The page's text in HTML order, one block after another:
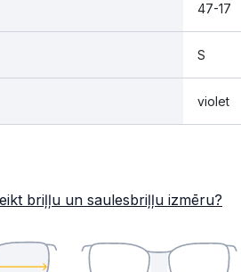
47-17
S
violet
briļļu un saulesbriļļu izmēru?